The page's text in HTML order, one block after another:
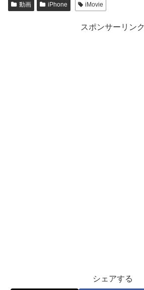
動画 iPhone iMovie
スポンサーリンク
シェアする